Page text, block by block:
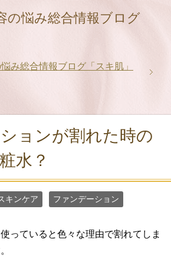
の悩み総合情報ブログ
み総合情報ブログ「スキ肌」
ョンが割れた時の
水？
キンケア ファンデーション
っていると色々な理由で割れてしま